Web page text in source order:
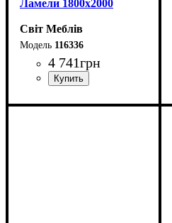
Ламели 1800х2000
Світ Меблів
116336
4 741грн